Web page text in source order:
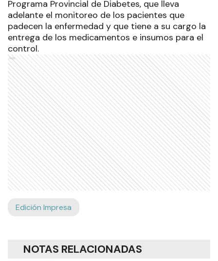
Programa Provincial de Diabetes, que lleva
adelante el monitoreo de los pacientes que
padecen la enfermedad y que tiene a su cargo la
entrega de los medicamentos e insumos para el
control.
Ads
Edición Impresa
NOTAS RELACIONADAS